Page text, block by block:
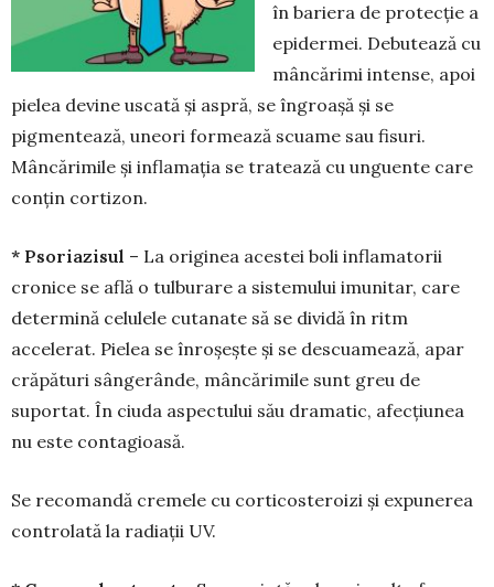
în bariera de protecție a
epidermei. Debutează cu
mâncărimi intense, apoi
pielea devi­ne uscată și aspră, se îngroașă și se
pigmentează, uneori formează scuame sau fisuri.
Mâncărimile și inflamația se tratează cu unguente care
conțin cortizon.
* Psoriazisul – La originea acestei boli infla­matorii
cronice se află o tulburare a sistemului imu­nitar, care
determină celulele cutanate să se di­vi­dă în ritm
accelerat. Pielea se înroșește și se des­cuamează, apar
crăpături sângerânde, mâncări­mile sunt greu de
suportat. În ciuda aspectului său dra­matic, afecțiunea
nu este contagioasă.
Se recomandă cremele cu corticosteroizi și ex­punerea
controlată la radiații UV.